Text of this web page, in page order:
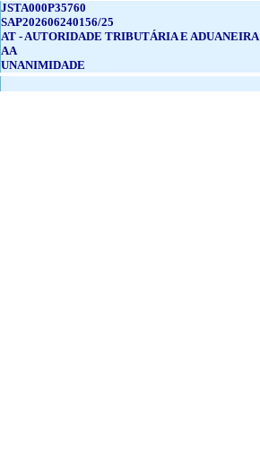
JSTA000P35760
SAP202606240156/25
AT - AUTORIDADE TRIBUTÁRIA E ADUANEIRA
AA
UNANIMIDADE